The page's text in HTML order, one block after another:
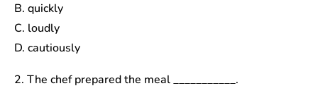
B. quickly
C. loudly
D. cautiously
2. The chef prepared the meal ___________.